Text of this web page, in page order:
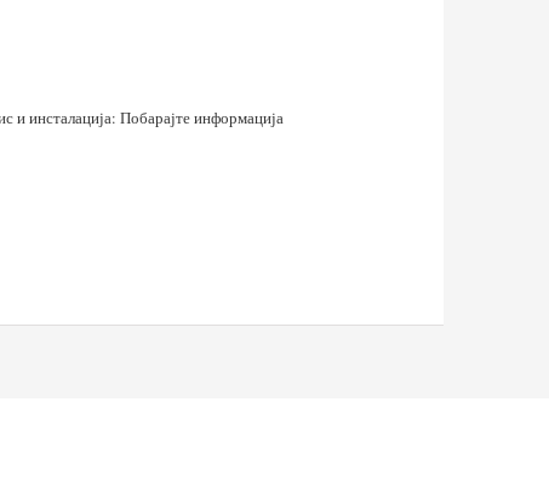
и инсталација: Побарајте информација